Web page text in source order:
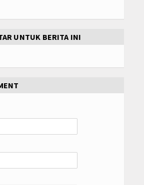
UNTUK BERITA INI